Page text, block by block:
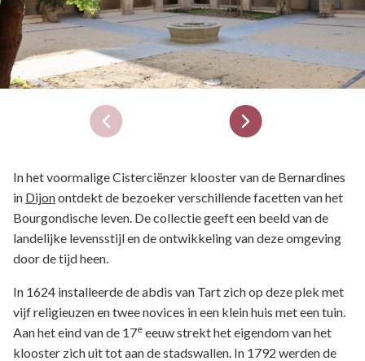
In het voormalige Cisterciënzer klooster van de Bernardines
in Dijonontdekt de bezoeker verschillende facetten van het
Bourgondische leven. De collectie geeft een beeld van de
landelijke levensstijl en de ontwikkeling van deze omgeving
door de tijd heen.
In 1624 installeerde de abdis van Tart zich op deze plek met
vijf religieuzen en twee novices in een klein huis met een tuin.
Aan het eind van de 17e eeuw strekt het eigendom van het
klooster zich uit tot aan de stadswallen. In 1792 werden de